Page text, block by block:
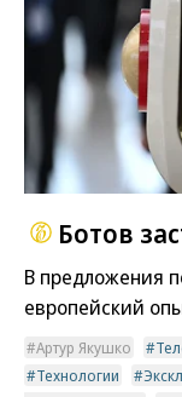
Ботов
В предложения
европейский
Артур Якушко
Технологии